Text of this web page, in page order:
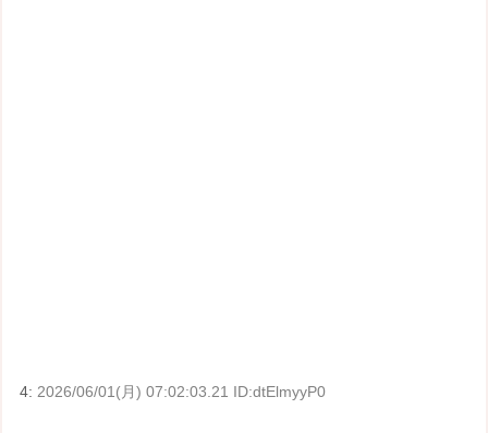
4:2026/06/01(月) 07:02:03.21 ID:dtElmyyP0